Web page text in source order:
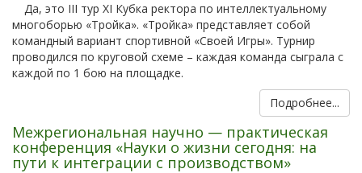
Да, это III тур XI Кубка ректора по интеллектуальному
многоборью «Тройка». «Тройка» представляет собой
командный вариант спортивной «Своей Игры». Турнир
проводился по круговой схеме – каждая команда сыграла с
каждой по 1 бою на площадке.
Подробнее...
Межрегиональная научно — практическая
конференция «Науки о жизни сегодня: на
пути к интеграции с производством»